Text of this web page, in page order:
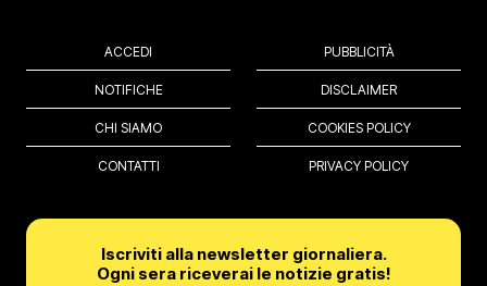
ACCEDI
NOTIFICHE
CHI SIAMO
CONTATTI
PUBBLICITÀ
DISCLAIMER
COOKIES POLICY
PRIVACY POLICY
Iscriviti alla newsletter giornaliera.
Ogni sera riceverai le notizie gratis!